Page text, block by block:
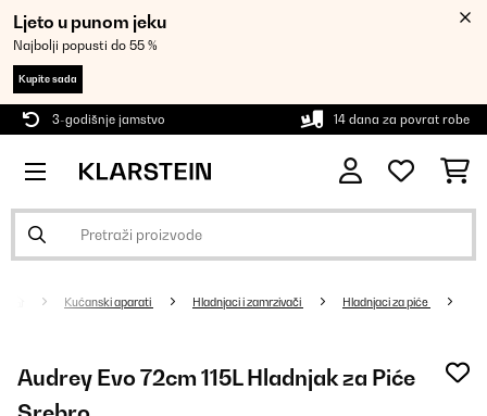
Ljeto u punom jeku
Najbolji popusti do 55 %
Kupite sada
3-godišnje jamstvo 14 dana za povrat robe
Kućanski aparati Hladnjaci i zamrzivači Hladnjaci za piće
Audrey Evo 72cm 115L Hladnjak za Piće